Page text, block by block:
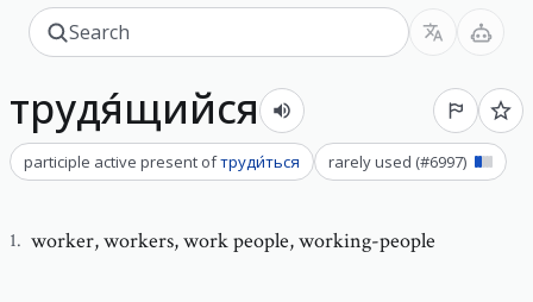
трудя́щийся
participle active present ofтруди́ться rarely used (#6997)
1. worker,workers, work people, working-people